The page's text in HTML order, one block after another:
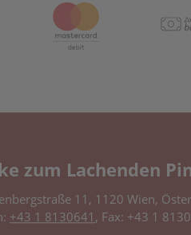
zum Lachenden
11, 1120 Wien,
+43 1 8130641 , Fax: +43 1